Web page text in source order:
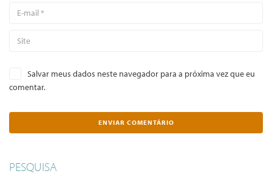
Salvar meus dados neste navegador para a próxima vez que eu
comentar.
PESQUISA